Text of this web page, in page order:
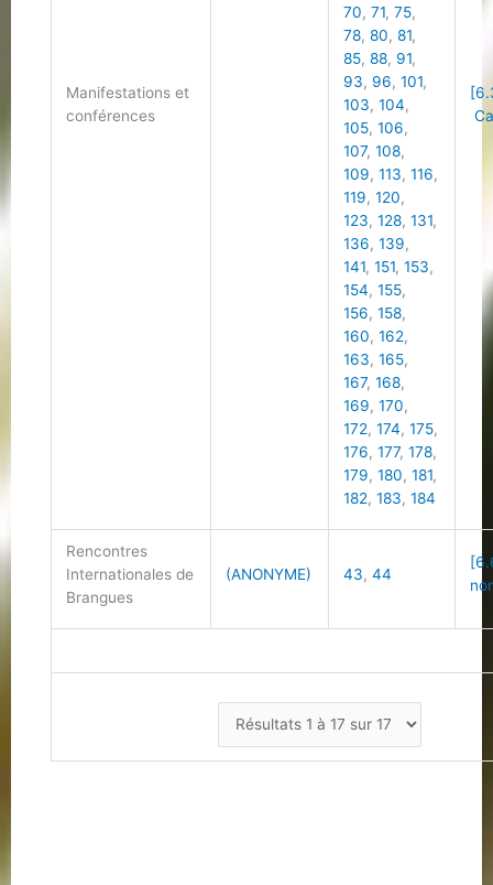
Manifestations et
conférences
70,71,75,
78,80,81,
85,88, 91,
93, 96,101,
103,104,
105,106,
107,108,
109,113,116,
119,120,
123,128,131,
136,139,
141,151,153,
154,155,
156,158,
160,162,
163,165,
167,168,
169,170,
172,174,175,
176,177,178,
179,180,181,
182,183,184
Rencontres
Internationales de
Brangues
(ANONYME) 43,44